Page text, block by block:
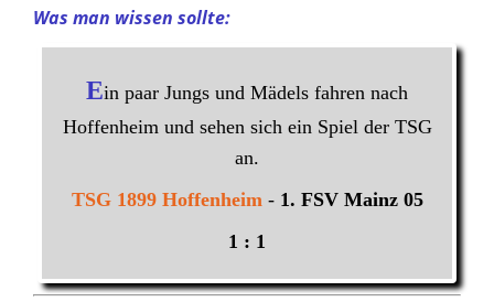
Was man wissen sollte:
Ein paar Jungs und Mädels fahren nach
Hoffenheim und sehen sich ein Spiel der TSG
an.
TSG 1899 Hoffenheim - 1. FSV Mainz 05
1 : 1